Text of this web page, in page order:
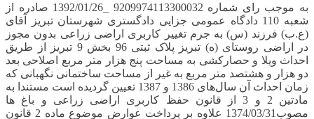
به موجب رای شماره 9209974113300032 _1392/01/26 صادره از
شعبه 110 دادگاه عمومی جزایی دادگستری شهرستان تبریز آقای
(ع.ب) فرزند (س) به جرم تغییر کاربری اراضی زراعی بدون مجوز
در اراضی روستای (ه) تبریز پلاک ثبتی 96 بخش 9 تبریز از طریق
احداث ویلا و حصارکشی به مساحت پنج هزار متر مربع اصلاحی بعد
دو هزار و هشتصد متر مربع به غیر از مساحت ساختمانی نگهبانی که
زمان احداث آن سال‌های 1386 و 1387 تعیین گردیده است مستندا به
مادتین 2 و 3 از قانون حفظ کاربری اراضی زراعی و باغ ها
مصوب1374/03/31 علاوه بر پرداخت عوارض موضوع ماده 2 قانون